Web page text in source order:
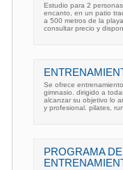
Estudio para 2
encanto, en un patio
a 500 metros de la
consultar precio y
Se ofrece
gimnasio. dirigido a
alcanzar su objetivo lo
y profesional. pilates,
PROGRAMA DE